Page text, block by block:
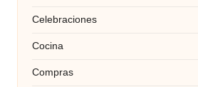
Celebraciones
Cocina
Compras